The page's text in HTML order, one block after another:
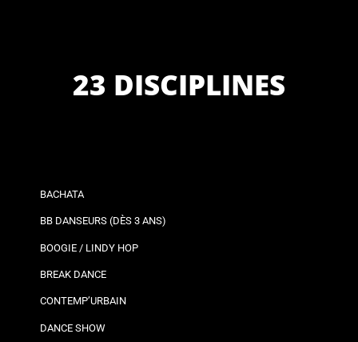
23 DISCIPLINES
BACHATA
BB DANSEURS (DÈS 3 ANS)
BOOGIE / LINDY HOP
BREAK DANCE
CONTEMP’URBAIN
DANCE SHOW